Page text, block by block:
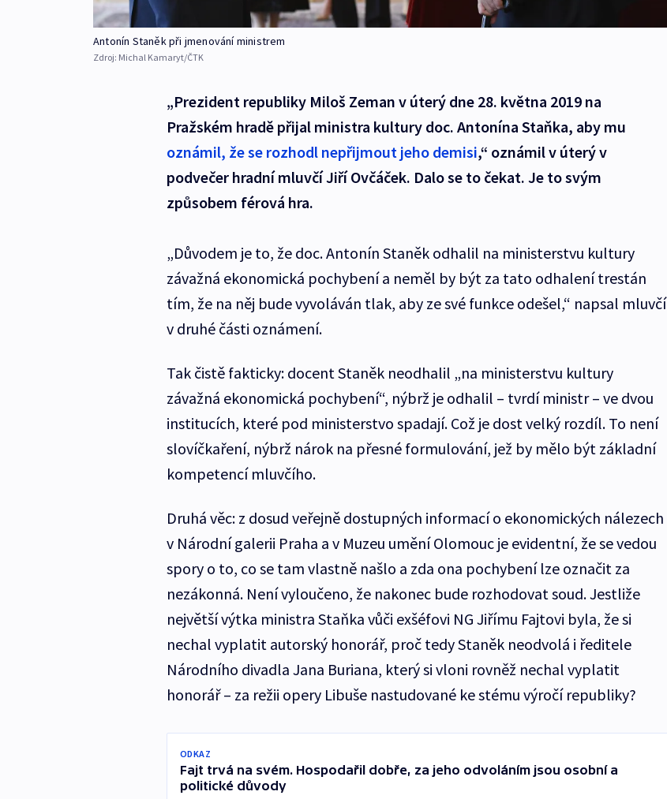
Antonín Staněk při jmenování ministrem
Zdroj: Michal Kamaryt/ČTK
„Prezident republiky Miloš Zeman v úterý dne 28. května 2019 na
Pražském hradě přijal ministra kultury doc. Antonína Staňka, aby mu
oznámil, že se rozhodl nepřijmout jeho demisi,“ oznámil v úterý v
podvečer hradní mluvčí Jiří Ovčáček. Dalo se to čekat. Je to svým
způsobem férová hra.
„Důvodem je to, že doc. Antonín Staněk odhalil na ministerstvu kultury
závažná ekonomická pochybení a neměl by být za tato odhalení trestán
tím, že na něj bude vyvoláván tlak, aby ze své funkce odešel,“ napsal mluvčí
v druhé části oznámení.
Tak čistě fakticky: docent Staněk neodhalil „na ministerstvu kultury
závažná ekonomická pochybení“, nýbrž je odhalil – tvrdí ministr – ve dvou
institucích, které pod ministerstvo spadají. Což je dost velký rozdíl. To není
slovíčkaření, nýbrž nárok na přesné formulování, jež by mělo být základní
kompetencí mluvčího.
Druhá věc: z dosud veřejně dostupných informací o ekonomických nálezech
v Národní galerii Praha a v Muzeu umění Olomouc je evidentní, že se vedou
spory o to, co se tam vlastně našlo a zda ona pochybení lze označit za
nezákonná. Není vyloučeno, že nakonec bude rozhodovat soud. Jestliže
největší výtka ministra Staňka vůči exšéfovi NG Jiřímu Fajtovi byla, že si
nechal vyplatit autorský honorář, proč tedy Staněk neodvolá i ředitele
Národního divadla Jana Buriana, který si vloni rovněž nechal vyplatit
honorář – za režii opery Libuše nastudované ke stému výročí republiky?
ODKAZ
Fajt trvá na svém. Hospodařil dobře, za jeho odvoláním jsou osobní a
politické důvody